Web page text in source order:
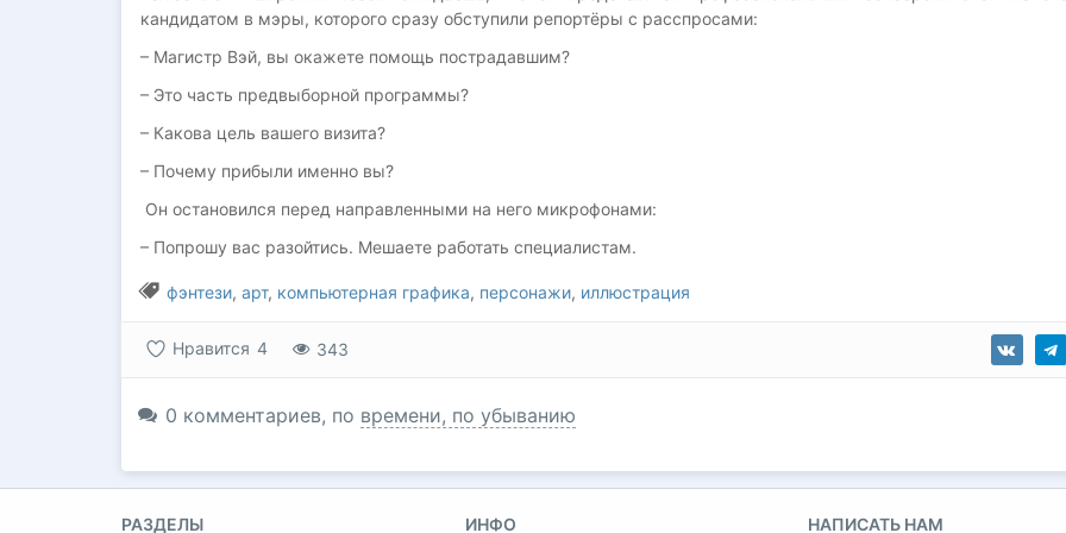
кандидатом в мэры, которого сразу обступили репортёры с расспросами:
– Магистр Вэй, вы окажете помощь пострадавшим?
– Это часть предвыборной программы?
– Какова цель вашего визита?
– Почему прибыли именно вы?
Он остановился перед направленными на него микрофонами:
– Попрошу вас разойтись. Мешаете работать специалистам.
фэнтези, арт, компьютерная графика, персонажи, иллюстрация
Нравится 4 343
0 комментариев, по времени, по убыванию
РАЗДЕЛЫ ИНФО НАПИСАТЬ НАМ